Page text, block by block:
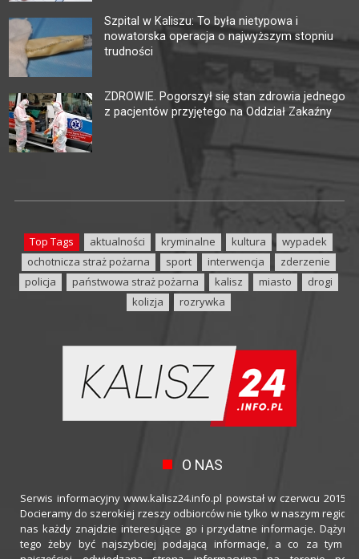
Szpital w Kaliszu: To była nietypowa i
nowatorska operacja o najwyższym stopniu
trudności
ZDROWIE. Pogorszył się stan zdrowia jednego
z pacjentów przyjętego na Oddział Zakaźny
Top Tags aktualności kryminalne kultura
wypadek
ochotnicza straż pożarna
sport interwencja
zderzenie
policja
państwowa straż pożarna kalisz miasto
drogi
kolizja
rozrywka
O NAS
Serwis informacyjny www.kalisz24.info.pl powstał w czerwcu 2015
Docieramy do szerokiej rzeszy odbiorców nie tylko w naszym
nas każdy znajdzie interesujące go i przydatne informacje.
tego żeby być najszybciej podającą informacje, a co za tym